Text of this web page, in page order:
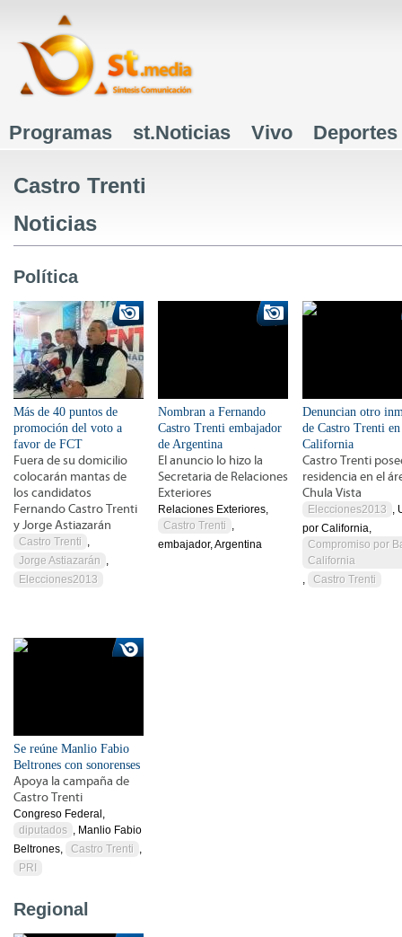
Menú principal
Programas st.Noticias Vivo Deportes
Castro Trenti
Noticias
Política
Más de 40 puntos de
promoción del voto a
favor de FCT
Fuera de su domicilio
colocarán mantas de
los candidatos
Fernando Castro Trenti
y Jorge Astiazarán
Castro Trenti ,
Jorge Astiazarán ,
Elecciones2013
Nombran a Fernando
Castro Trenti embajador
de Argentina
El anuncio lo hizo la
Secretaria de Relaciones
Exteriores
Relaciones Exteriores,
Castro Trenti ,
embajador, Argentina
Denuncian otro
de Castro Trenti en
California
Castro Trenti
residencia en el
Chula Vista
Elecciones2013 ,
por California,
Compromiso por
California
,
Castro Trenti
Se reúne Manlio Fabio
Beltrones con sonorenses
Apoya la campaña de
Castro Trenti
Congreso Federal,
diputados , Manlio Fabio
Beltrones,
Castro Trenti ,
PRI
Regional